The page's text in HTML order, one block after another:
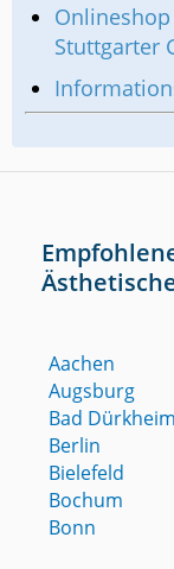
Stuttgarter
Aachen
Augsburg
Bad Dürkheim
Berlin
Bielefeld
Bochum
Bonn